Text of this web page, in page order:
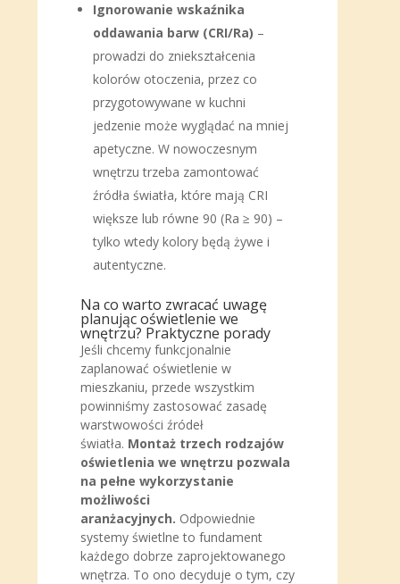
Ignorowanie wskaźnika
oddawania barw (CRI/Ra) –
prowadzi do zniekształcenia
kolorów otoczenia, przez co
przygotowywane w kuchni
jedzenie może wyglądać na mniej
apetyczne. W nowoczesnym
wnętrzu trzeba zamontować
źródła światła, które mają CRI
większe lub równe 90 (Ra ≥ 90) –
tylko wtedy kolory będą żywe i
autentyczne.
Na co warto zwracać uwagę
planując oświetlenie we
wnętrzu? Praktyczne porady
Jeśli chcemy funkcjonalnie
zaplanować oświetlenie w
mieszkaniu, przede wszystkim
powinniśmy zastosować zasadę
warstwowości źródeł
światła. Montaż trzech rodzajów
oświetlenia we wnętrzu pozwala
na pełne wykorzystanie
możliwości
aranżacyjnych. Odpowiednie
systemy świetlne to fundament
każdego dobrze zaprojektowanego
wnętrza. To ono decyduje o tym, czy